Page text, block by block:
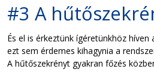
#3 A
És el is érkeztünk ígéretünkhöz
ezt sem érdemes kihagynia a
A hűtőszekrényt gyakran főzés